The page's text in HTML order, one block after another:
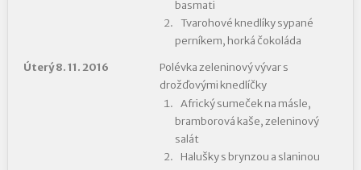
basmati
Tvarohové knedlíky sypané
perníkem, horká čokoláda
Úterý 8. 11. 2016
Polévka zeleninový vývar s
drožďovými knedlíčky
Africký sumeček na másle,
bramborová kaše, zeleninový
salát
Halušky s brynzou a slaninou